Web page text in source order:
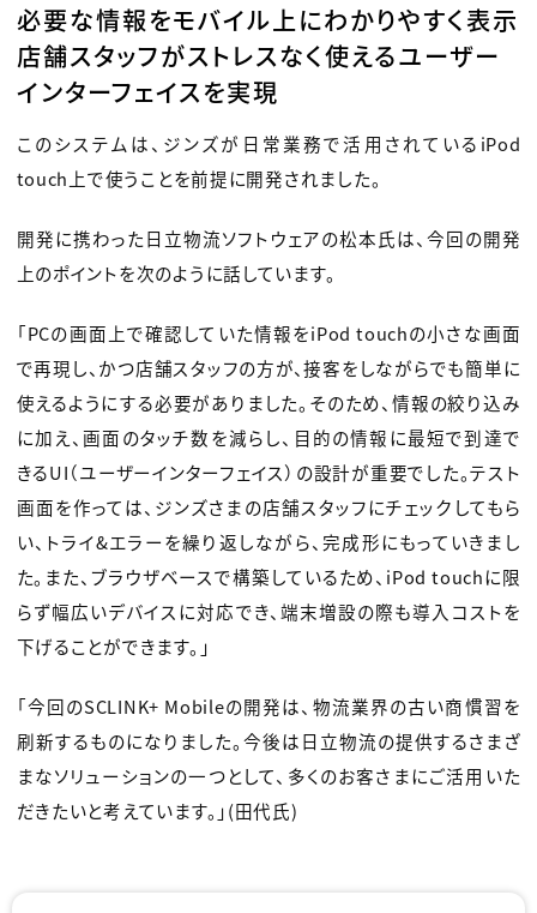
必要な情報をモバイル上にわかりやすく表示
店舗スタッフがストレスなく使えるユーザー
インターフェイスを実現
このシステムは、ジンズが日常業務で活用されているiPod
touch上で使うことを前提に開発されました。
開発に携わった日立物流ソフトウェアの松本氏は、今回の開発
上のポイントを次のように話しています。
「PCの画面上で確認していた情報をiPod touchの小さな画面
で再現し、かつ店舗スタッフの方が、接客をしながらでも簡単に
使えるようにする必要がありました。そのため、情報の絞り込み
に加え、画面のタッチ数を減らし、目的の情報に最短で到達で
きるUI（ユーザーインターフェイス）の設計が重要でした。テスト
画面を作っては、ジンズさまの店舗スタッフにチェックしてもら
い、トライ&エラーを繰り返しながら、完成形にもっていきまし
た。また、ブラウザベースで構築しているため、iPod touchに限
らず幅広いデバイスに対応でき、端末増設の際も導入コストを
下げることができます。」
「今回のSCLINK+ Mobileの開発は、物流業界の古い商慣習を
刷新するものになりました。今後は日立物流の提供するさまざ
まなソリューションの一つとして、多くのお客さまにご活用いた
だきたいと考えています。」(田代氏)